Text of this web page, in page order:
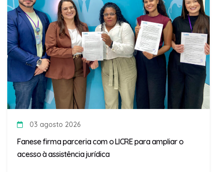
03 agosto 2026
Fanese firma parceria com o LICRE para ampliar o
acesso à assistência jurídica